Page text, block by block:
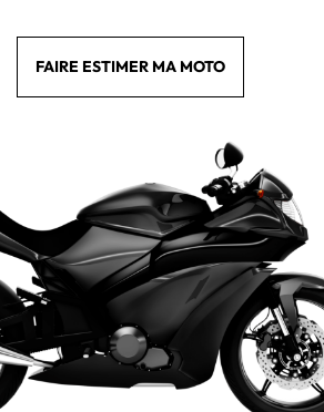
FAIRE ESTIMER MA MOTO